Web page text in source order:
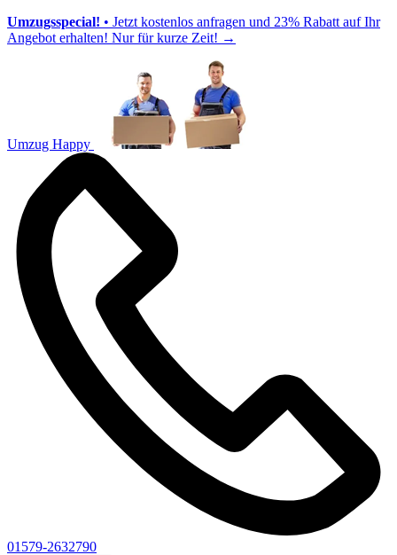
Umzugsspecial! • Jetzt kostenlos anfragen und 23% Rabatt auf Ihr
Angebot erhalten! Nur für kurze Zeit! →
Umzug Happy
01579-2632790